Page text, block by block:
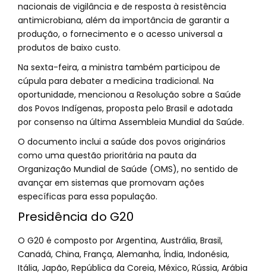
nacionais de vigilância e de resposta à resistência
antimicrobiana, além da importância de garantir a
produção, o fornecimento e o acesso universal a
produtos de baixo custo.
Na sexta-feira, a ministra também participou de
cúpula para debater a medicina tradicional. Na
oportunidade, mencionou a Resolução sobre a Saúde
dos Povos Indígenas, proposta pelo Brasil e adotada
por consenso na última Assembleia Mundial da Saúde.
O documento inclui a saúde dos povos originários
como uma questão prioritária na pauta da
Organização Mundial de Saúde (OMS), no sentido de
avançar em sistemas que promovam ações
específicas para essa população.
Presidência do G20
O G20 é composto por Argentina, Austrália, Brasil,
Canadá, China, França, Alemanha, Índia, Indonésia,
Itália, Japão, República da Coreia, México, Rússia, Arábia